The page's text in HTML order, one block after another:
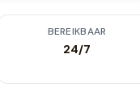
BEREIKBAAR
24/7